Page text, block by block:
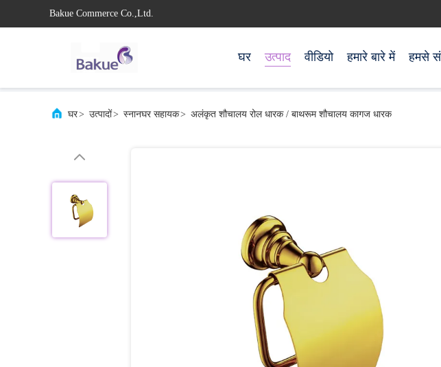
Bakue Commerce Co.,Ltd.
घर उत्पाद वीडियो हमारे बारे में हमसे
घर> उत्पादों> स्नानघर सहायक> अलंकृत शौचालय रोल धारक / बाथरूम शौचालय कागज धारक